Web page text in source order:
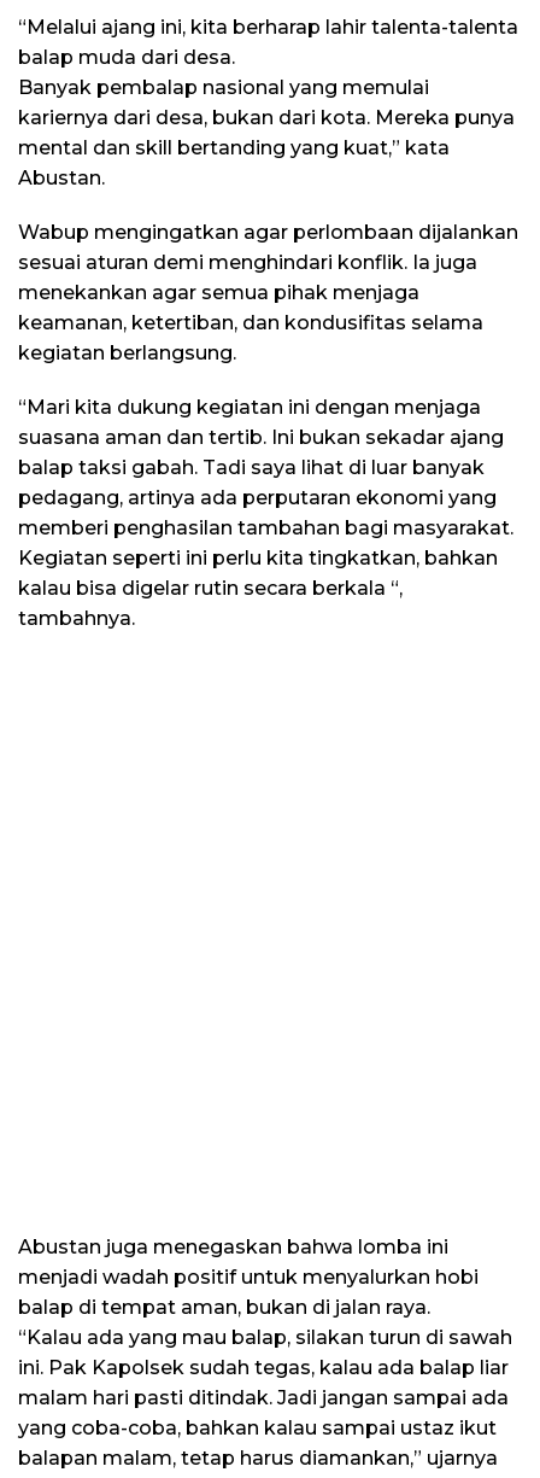
“Melalui ajang ini, kita berharap lahir talenta-talenta
balap muda dari desa.
Banyak pembalap nasional yang memulai
kariernya dari desa, bukan dari kota. Mereka punya
mental dan skill bertanding yang kuat,” kata
Abustan.
Wabup mengingatkan agar perlombaan dijalankan
sesuai aturan demi menghindari konflik. Ia juga
menekankan agar semua pihak menjaga
keamanan, ketertiban, dan kondusifitas selama
kegiatan berlangsung.
“Mari kita dukung kegiatan ini dengan menjaga
suasana aman dan tertib. Ini bukan sekadar ajang
balap taksi gabah. Tadi saya lihat di luar banyak
pedagang, artinya ada perputaran ekonomi yang
memberi penghasilan tambahan bagi masyarakat.
Kegiatan seperti ini perlu kita tingkatkan, bahkan
kalau bisa digelar rutin secara berkala “,
tambahnya.
Abustan juga menegaskan bahwa lomba ini
menjadi wadah positif untuk menyalurkan hobi
balap di tempat aman, bukan di jalan raya.
“Kalau ada yang mau balap, silakan turun di sawah
ini. Pak Kapolsek sudah tegas, kalau ada balap liar
malam hari pasti ditindak. Jadi jangan sampai ada
yang coba-coba, bahkan kalau sampai ustaz ikut
balapan malam, tetap harus diamankan,” ujarnya